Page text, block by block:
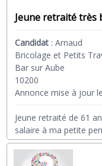
Jeune retraité très
Candidat :Arnaud
Bricolage et Petits
Bar sur Aube
10200
Annonce mise à jour
Jeune retraité de 61
salaire à ma petite